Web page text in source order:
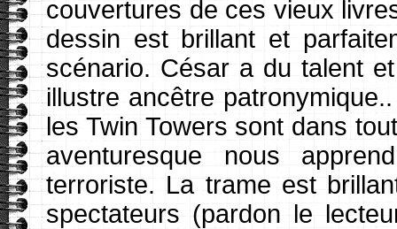
couvertures de ces vieux
dessin est brillant et
scénario. César a du talent
illustre ancêtre
les Twin Towers sont dans
aventuresque nous
terroriste. La trame est
spectateurs (pardon le